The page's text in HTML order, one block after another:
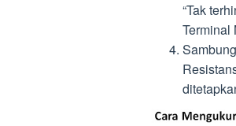
“Tak
Terminal